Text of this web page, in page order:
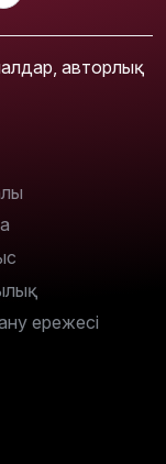
авторлық
ережесі